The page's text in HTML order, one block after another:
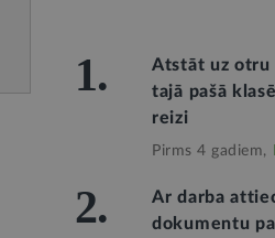
1.
Atstāt uz otru
tajā pašā
reizi
Pirms 4 gadiem,
2.
Ar darba
dokumentu